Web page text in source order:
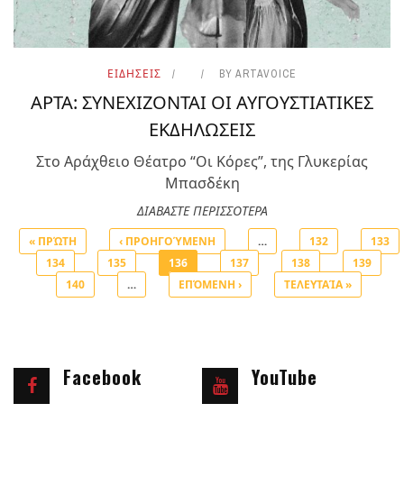
ΕΙΔΗΣΕΙΣ BY ARTAVOICE
ΑΡΤΑ: ΣΥΝΕΧΙΖΟΝΤΑΙ ΟΙ ΑΥΓΟΥΣΤΙΑΤΙΚΕΣ
ΕΚΔΗΛΩΣΕΙΣ
Στο Αράχθειο Θέατρο “Οι Κόρες”, της Γλυκερίας
Μπασδέκη
ΔΙΑΒΑΣΤΕ ΠΕΡΙΣΣΟΤΕΡΑ
Σελίδες
« ΠΡΏΤΗ ‹ ΠΡΟΗΓΟΎΜΕΝΗ … 132
133
134
135 136 137 138
139
140
… ΕΠΌΜΕΝΗ › ΤΕΛΕΥΤΑΊΑ »
Facebook YouTube